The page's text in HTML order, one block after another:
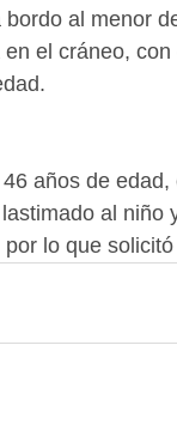
al menor
el cráneo,
años de
al niño
lo que